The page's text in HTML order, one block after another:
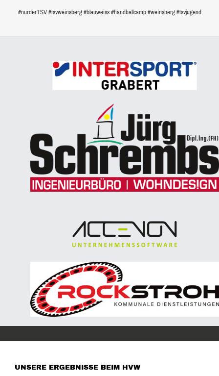
#nurderTSV #tsvweinsberg #blauweiss #handballcamp #weinsberg #tsvjugend
UNSERE ERGEBNISSE BEIM HVW